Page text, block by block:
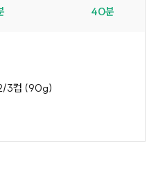
40분
2/3컵 (90g)